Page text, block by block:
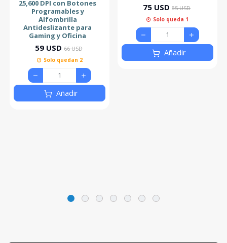
25,600 DPI con Botones
Programables y
Alfombrilla
Antideslizante para
Gaming y Oficina
59 USD 66 USD
Solo quedan 2
Añadir
75 USD 85 USD
Solo queda 1
Añadir